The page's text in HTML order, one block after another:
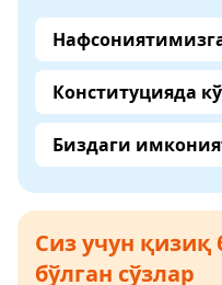
Конституцияда
Биздаги
Сиз учун
бўлган сўзлар